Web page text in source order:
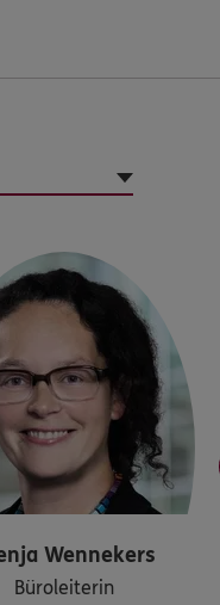
Wennekers
Büroleiterin